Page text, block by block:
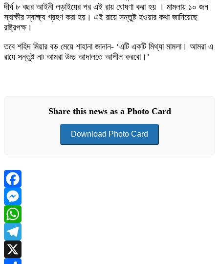
দীর্ঘ ৮ বছর আইনী লড়াইয়ের পর এই রায় ঘোষণা করা হয় । মামলায় ১০ জন
স্বাক্ষীর স্বাক্ষ্য গ্রহণ করা হয়। এই রায়ে সন্তুষ্ট হওয়ার কথা জানিয়েছে
রাষ্ট্রপক্ষ।
তবে শহিদ মিয়ার বড় মেয়ে শাহানা জানান- ‘এটি একটি মিথ্যা মামলা। আমরা এ
রায়ে সন্তুষ্ট না৷ আমরা উচ্চ আদালতে আপীল করবো।’
Share this news as a Photo Card
Download Photo Card
Facebook
Messenger
WhatsApp
Telegram